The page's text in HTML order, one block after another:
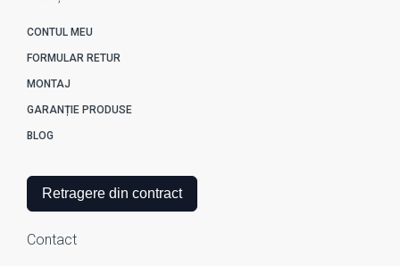
CONTUL MEU
FORMULAR RETUR
MONTAJ
GARANȚIE PRODUSE
BLOG
Retragere din contract
Contact